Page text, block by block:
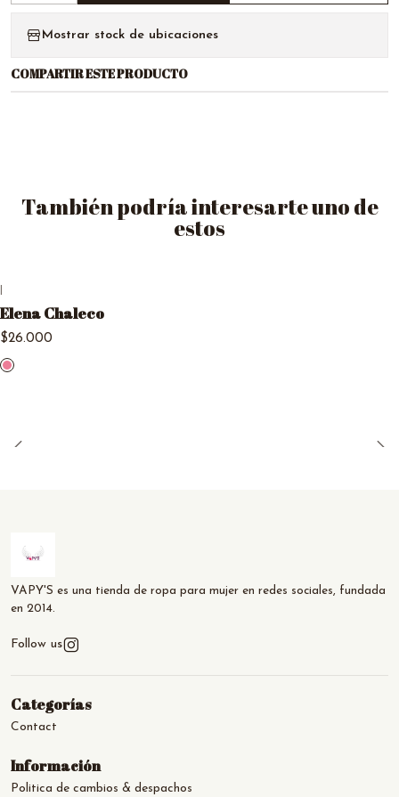
Mostrar stock de ubicaciones
COMPARTIR ESTE PRODUCTO
También podría interesarte uno de
estos
Elena Chaleco
$26.000
VAPY'S es una tienda de ropa para mujer en redes sociales, fundada
en 2014.
Follow us
Categorías
Contact
Información
Politica de cambios & despachos